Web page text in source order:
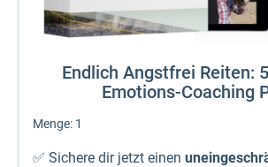
Endlich Angstfrei Reiten:
Emotions-Coaching
Menge: 1
✅ Sichere dir jetzt einen